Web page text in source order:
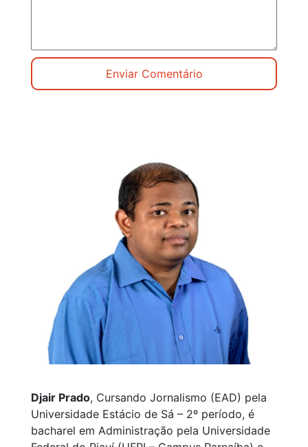
Djair Prado, Cursando Jornalismo (EAD) pela
Universidade Estácio de Sá – 2º período, é
bacharel em Administração pela Universidade